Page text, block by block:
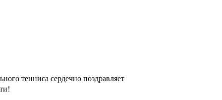
тенниса сердечно поздравляет